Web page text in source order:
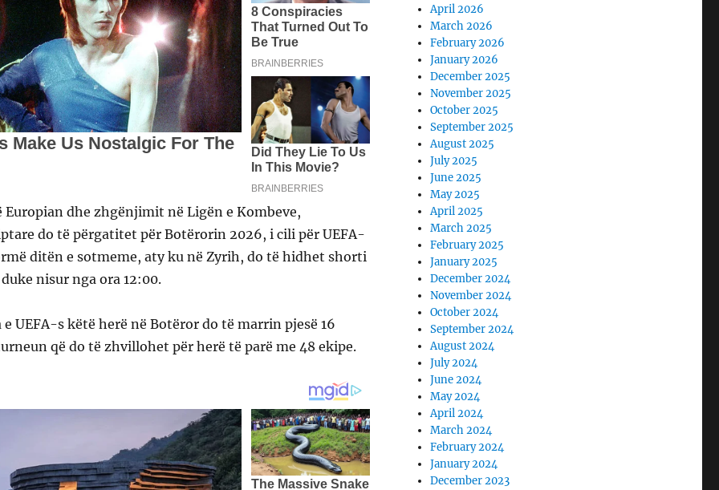
Europian dhe zhgënjimit në Ligën e Kombeve,
do të përgatitet për Botërorin 2026, i cili për UEFA-
ditën e sotmeme, aty ku në Zyrih, do të hidhet shorti
nisur nga ora 12:00.
UEFA-s këtë herë në Botëror do të marrin pjesë 16
që do të zhvillohet për herë të parë me 48 ekipe.
April 2026
March 2026
February 2026
January 2026
December 2025
November 2025
October 2025
September 2025
August 2025
July 2025
June 2025
May 2025
April 2025
March 2025
February 2025
January 2025
December 2024
November 2024
October 2024
September 2024
August 2024
July 2024
June 2024
May 2024
April 2024
March 2024
February 2024
January 2024
December 2023